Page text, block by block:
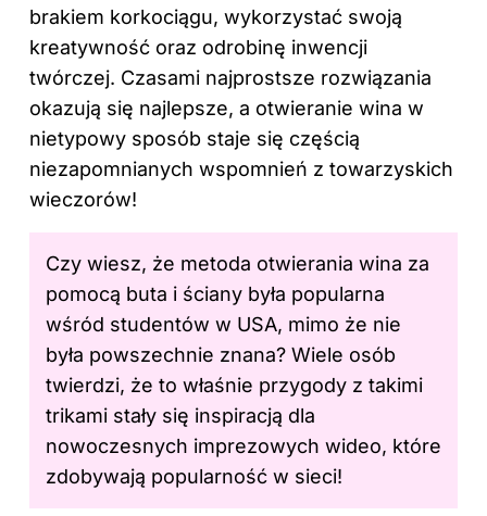
brakiem korkociągu, wykorzystać swoją
kreatywność oraz odrobinę inwencji
twórczej. Czasami najprostsze rozwiązania
okazują się najlepsze, a otwieranie wina w
nietypowy sposób staje się częścią
niezapomnianych wspomnień z towarzyskich
wieczorów!
Czy wiesz, że metoda otwierania wina za
pomocą buta i ściany była popularna
wśród studentów w USA, mimo że nie
była powszechnie znana? Wiele osób
twierdzi, że to właśnie przygody z takimi
trikami stały się inspiracją dla
nowoczesnych imprezowych wideo, które
zdobywają popularność w sieci!